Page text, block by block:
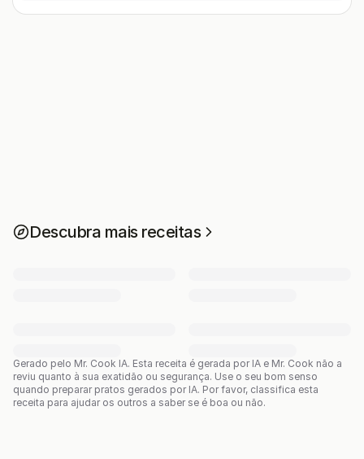
Descubra mais receitas
Gerado pelo Mr. Cook IA. Esta receita é gerada por IA e Mr. Cook não a
reviu quanto à sua exatidão ou segurança. Use o seu bom senso
quando preparar pratos gerados por IA. Por favor, classifica esta
receita para ajudar os outros a saber se é boa ou não.